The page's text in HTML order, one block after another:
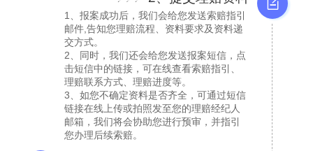
1、报案成功后，我们会给您发送索赔指引
邮件,告知您理赔流程、资料要求及资料递
交方式。
2、同时，我们还会给您发送报案短信，点
击短信中的链接，可在线查看索赔指引、
理赔联系方式、理赔进度等。
3、如您不确定资料是否齐全，可通过短信
链接在线上传或拍照发至您的理赔经纪人
邮箱，我们将会协助您进行预审，并指引
您办理后续索赔。